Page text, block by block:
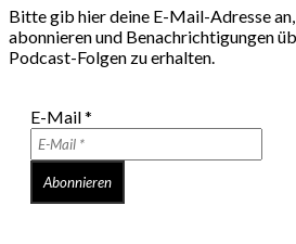
Bitte gib hier deine E-Mail-Adresse
abonnieren und Benachrichtigungen
Podcast-Folgen zu erhalten.
E-Mail*